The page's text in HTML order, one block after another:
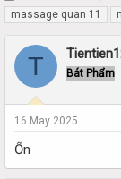
h
r
a
d
t
a
r
t
e
t
a
t
d
t
massage quan 11
T Bát Phẩm
16 May 2025
Ổn